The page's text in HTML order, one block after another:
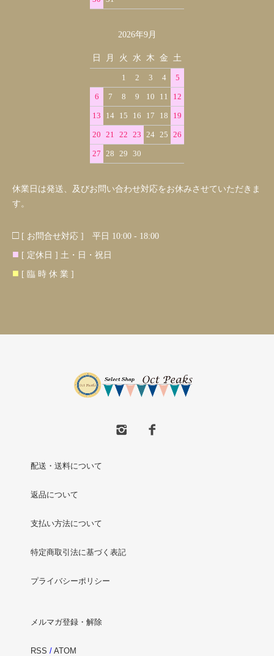
2026年9月
日 月 火 水 木 金 土
1 2 3 4 5
6 7 8 9 10 11 12
13 14 15 16 17 18 19
20 21 22 23 24 25 26
27 28 29 30
休業日は発送、及びお問い合わせ対応をお休みさせていただきま
す。
□ [ お問合せ対応 ] 平日 10:00 - 18:00
■ [ 定休日 ] 土・日・祝日
■ [ 臨 時 休 業 ]
配送・送料について
返品について
支払い方法について
特定商取引法に基づく表記
プライバシーポリシー
メルマガ登録・解除
RSS / ATOM